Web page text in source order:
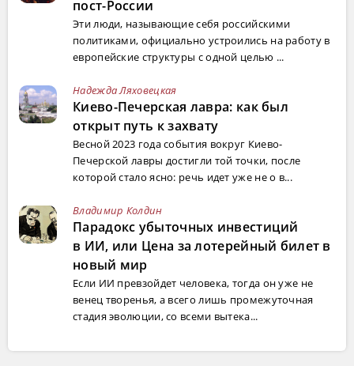
пост-России
Эти люди, называющие себя российскими
политиками, официально устроились на работу в
европейские структуры с одной целью ...
Надежда Ляховецкая
Киево-Печерская лавра: как был
открыт путь к захвату
Весной 2023 года события вокруг Киево-
Печерской лавры достигли той точки, после
которой стало ясно: речь идет уже не о в...
Владимир Колдин
Парадокс убыточных инвестиций
в ИИ, или Цена за лотерейный билет в
новый мир
Если ИИ превзойдет человека, тогда он уже не
венец творенья, а всего лишь промежуточная
стадия эволюции, со всеми вытека...